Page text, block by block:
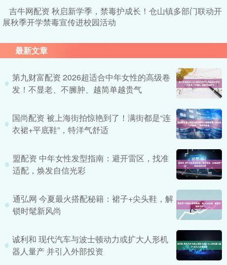
吉牛网配资 秋启新学季，禁毒护成长！仓山镇多部门联动开
展秋季开学禁毒宣传进校园活动
最新文章
第九财富配资 2026超适合中年女性的高级卷
发！不显老、不臃肿、越简单越贵气
国尚配资 被上海街拍惊艳到了！满街都是“连
衣裙+平底鞋”，特洋气舒适
盟配资 中年女性发型指南：避开雷区，找准
适配，焕发自信光彩
通弘网 今夏最火搭配秘籍：裙子+尖头鞋，解
锁时髦新风尚
诚利和 现代汽车与波士顿动力或扩大人形机
器人量产 并引入外部投资